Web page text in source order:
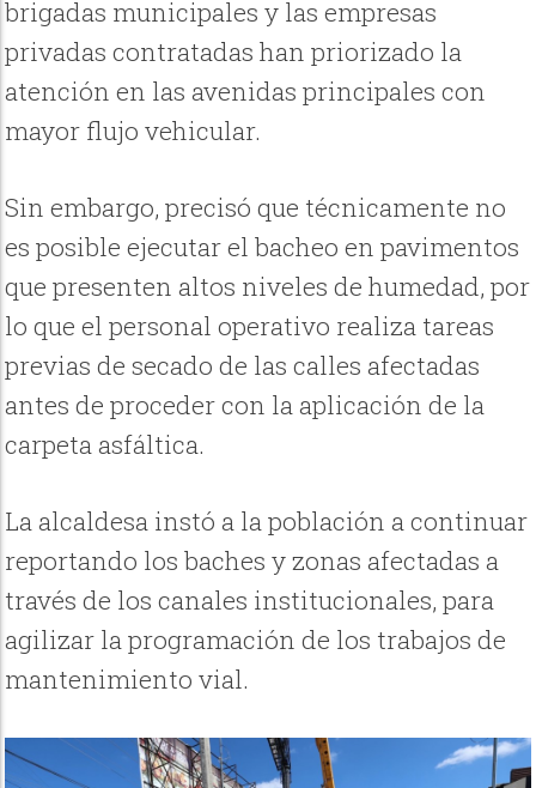
brigadas municipales y las empresas
privadas contratadas han priorizado la
atención en las avenidas principales con
mayor flujo vehicular.
Sin embargo, precisó que técnicamente no
es posible ejecutar el bacheo en pavimentos
que presenten altos niveles de humedad, por
lo que el personal operativo realiza tareas
previas de secado de las calles afectadas
antes de proceder con la aplicación de la
carpeta asfáltica.
La alcaldesa instó a la población a continuar
reportando los baches y zonas afectadas a
través de los canales institucionales, para
agilizar la programación de los trabajos de
mantenimiento vial.